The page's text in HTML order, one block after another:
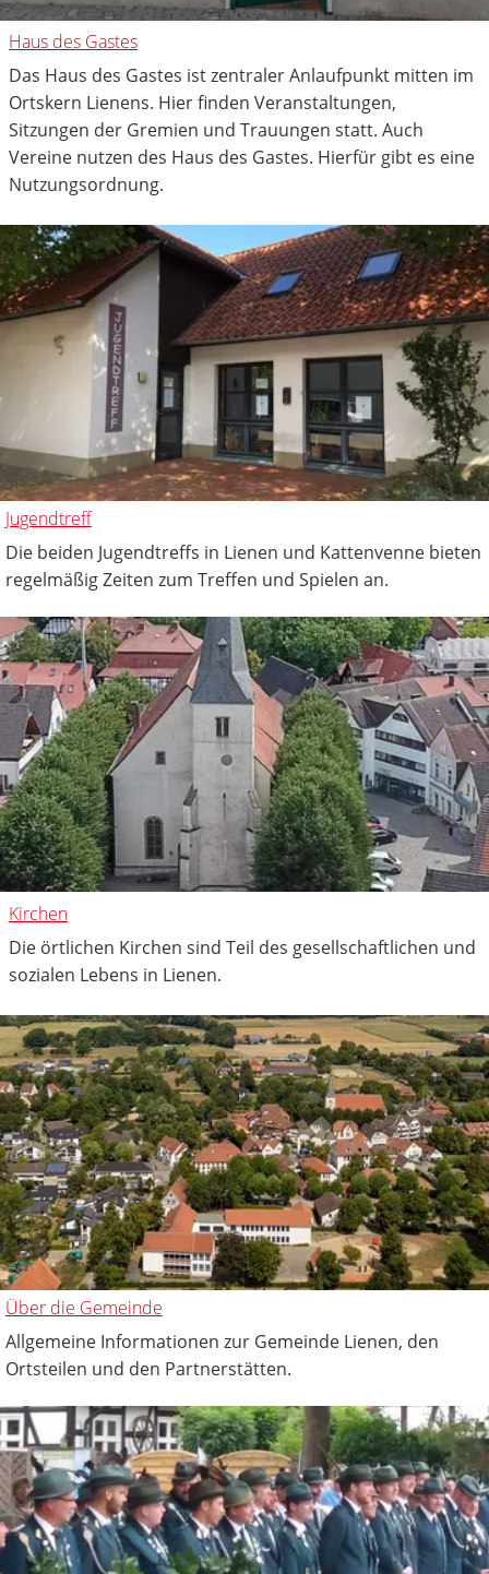
Haus des Gastes
Das Haus des Gastes ist zentraler Anlaufpunkt mitten im
Ortskern Lienens. Hier finden Veranstaltungen,
Sitzungen der Gremien und Trauungen statt. Auch
Vereine nutzen des Haus des Gastes. Hierfür gibt es eine
Nutzungsordnung.
Jugendtreff
Die beiden Jugendtreffs in Lienen und Kattenvenne bieten
regelmäßig Zeiten zum Treffen und Spielen an.
Kirchen
Die örtlichen Kirchen sind Teil des gesellschaftlichen und
sozialen Lebens in Lienen.
Über die Gemeinde
Allgemeine Informationen zur Gemeinde Lienen, den
Ortsteilen und den Partnerstätten.